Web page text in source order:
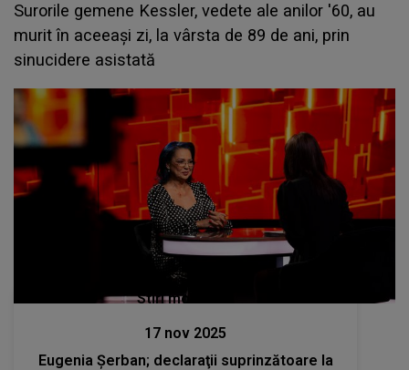
Surorile gemene Kessler, vedete ale anilor '60, au
murit în aceeaşi zi, la vârsta de 89 de ani, prin
sinucidere asistată
Stiri mondene
17 nov 2025
Eugenia Șerban; declaraţii suprinzătoare la